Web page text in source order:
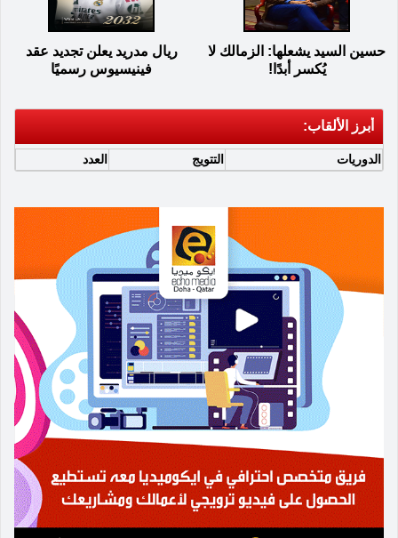
حسين السيد يشعلها: الزمالك لا
يُكسر أبدًا!
ريال مدريد يعلن تجديد عقد
فينيسيوس رسميًا
أبرز الألقاب:
الدوريات التتويج العدد